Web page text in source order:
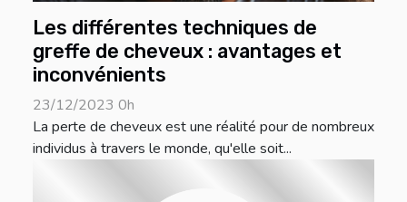
Les différentes techniques de
greffe de cheveux : avantages et
inconvénients
23/12/2023 0h
La perte de cheveux est une réalité pour de nombreux
individus à travers le monde, qu'elle soit...